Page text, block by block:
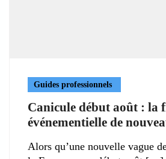
Guides professionnels
Canicule début août : la
événementielle de
Alors qu’une nouvelle vague